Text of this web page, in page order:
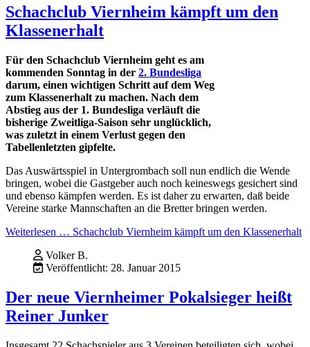
Schachclub Viernheim kämpft um den
Klassenerhalt
Für den Schachclub Viernheim geht es am
kommenden Sonntag in der 2. Bundesliga
darum, einen wichtigen Schritt auf dem Weg
zum Klassenerhalt zu machen. Nach dem
Abstieg aus der 1. Bundesliga verläuft die
bisherige Zweitliga-Saison sehr unglücklich,
was zuletzt in einem Verlust gegen den
Tabellenletzten gipfelte.
Das Auswärtsspiel in Untergrombach soll nun endlich die Wende
bringen, wobei die Gastgeber auch noch keineswegs gesichert sind
und ebenso kämpfen werden. Es ist daher zu erwarten, daß beide
Vereine starke Mannschaften an die Bretter bringen werden.
Weiterlesen … Schachclub Viernheim kämpft um den Klassenerhalt
Volker B.
Veröffentlicht: 28. Januar 2015
Der neue Viernheimer Pokalsieger heißt
Reiner Junker